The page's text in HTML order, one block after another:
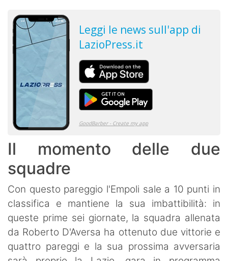
Il momento delle due
squadre
Con questo pareggio l'Empoli sale a 10 punti in
classifica e mantiene la sua imbattibilità: in
queste prime sei giornate, la squadra allenata
da Roberto D'Aversa ha ottenuto due vittorie e
quattro pareggi e la sua prossima avversaria